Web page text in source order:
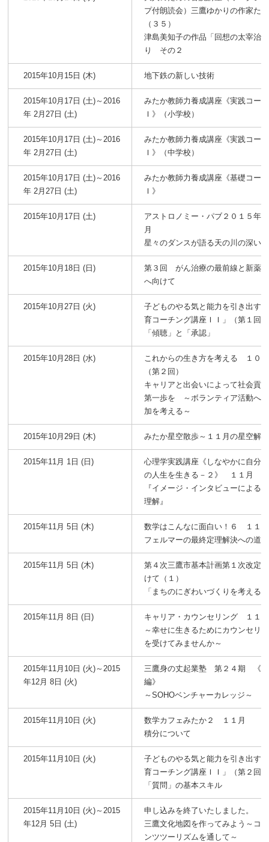
プ付朗読会）三鷹ゆかりの作家たち
（３５）
津島美知子の作品「回想の太宰治
り その２
2015年10月15日 (木) 地下鉄の新しい技術
2015年10月17日 (土)～2016
年 2月27日 (土)
みたか教師力養成講座《実践コース
Ｉ》（小学校）
2015年10月17日 (土)～2016
年 2月27日 (土)
みたか教師力養成講座《実践コース
Ｉ》（中学校）
2015年10月17日 (土)～2016
年 2月27日 (土)
みたか教師力養成講座《基礎コース
Ｉ》
2015年10月17日 (土)
アストロノミー・パブ２０１５年
月
星々のダンスが語る天の川の深い話
2015年10月18日 (日)
第３回 がん治療の最前線と新薬
へ向けて
2015年10月27日 (火)
子どものやる気と能力を引き出す
育コーチング講座ＩＩ」（第１回）
「傾聴」と「承認」
2015年10月28日 (水)
これからの生き方を考える １０月
（第２回）
キャリアと出会いによって社会貢
第一歩を ～ボランティア活動へ
加を考える～
2015年10月29日 (木) みたか星空散歩～１１月の星空解
2015年11月 1日 (日)
心理学実践講座《しなやかに自分
の人生を生きる－２》 １１月
『イメージ・インタビューによる
理解』
2015年11月 5日 (木)
数学はこんなに面白い！６ １１月
フェルマーの最終定理解決への道
2015年11月 5日 (木)
第４次三鷹市基本計画第１次改定
けて（１）
「まちのにぎわいづくりを考える」
2015年11月 8日 (日)
キャリア・カウンセリング １１月
～幸せに生きるためにカウンセリ
を受けてみませんか～
2015年11月10日 (火)～2015
年12月 8日 (火)
三鷹身の丈起業塾 第２４期 《
編》
～SOHOベンチャーカレッジ～
2015年11月10日 (火)
数学カフェみたか２ １１月
積分について
2015年11月10日 (火)
子どものやる気と能力を引き出す
育コーチング講座ＩＩ」（第２回）
「質問」の基本スキル
2015年11月10日 (火)～2015
年12月 5日 (土)
申し込みを終了いたしました。
三鷹文化地図を作ってみよう～コ
ンツツーリズムを通して～